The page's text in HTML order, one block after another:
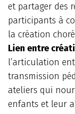
et partager des
participants à
la création
Lien entre
l’articulation
transmission
ateliers qui
enfants et leur